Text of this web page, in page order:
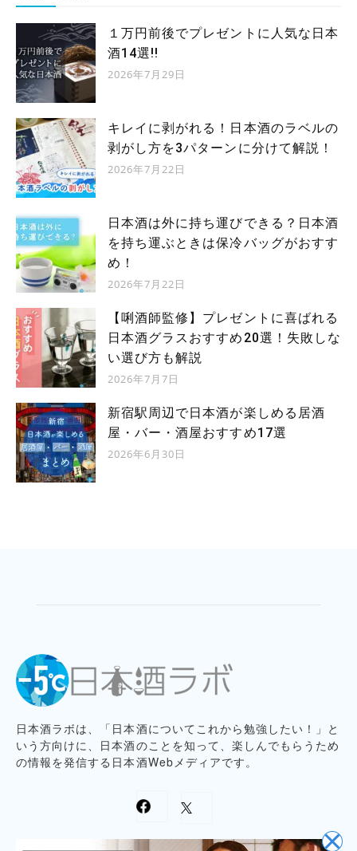
１万円前後でプレゼントに人気な日本
酒14選!!
2026年7月29日
キレイに剥がれる！日本酒のラベルの
剥がし方を3パターンに分けて解説！
2026年7月22日
日本酒は外に持ち運びできる？日本酒
を持ち運ぶときは保冷バッグがおすす
め！
2026年7月22日
【唎酒師監修】プレゼントに喜ばれる
日本酒グラスおすすめ20選！失敗しな
い選び方も解説
2026年7月7日
新宿駅周辺で日本酒が楽しめる居酒
屋・バー・酒屋おすすめ17選
2026年6月30日
日本酒ラボは、「日本酒についてこれから勉強したい！」と
いう方向けに、日本酒のことを知って、楽しんでもらうため
の情報を発信する日本酒Webメディアです。